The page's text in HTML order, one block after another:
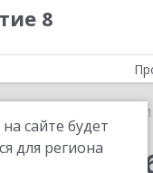
8
сайте будет
для региона